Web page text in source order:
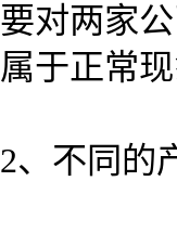
要对两家
属于正常
2、不同的